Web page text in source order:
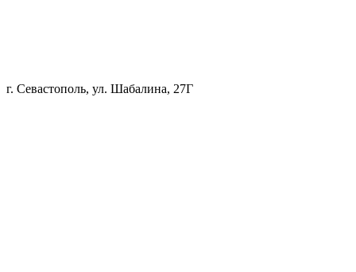
г. Севастополь, ул. Шабалина, 27Г